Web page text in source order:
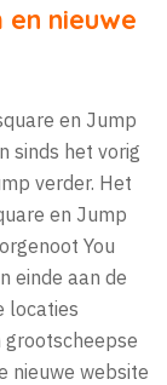
en nieuwe
en Jump
sinds het vorig
verder. Het
en Jump
You
einde aan de
locaties
grootscheepse
nieuwe website